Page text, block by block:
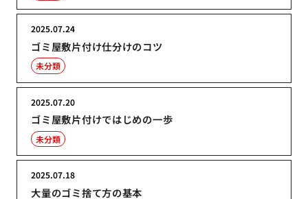
ゴミ屋敷片付け仕分けのコツ
2025.07.24
未分類
ゴミ屋敷片付けではじめの一歩
2025.07.20
未分類
大量のゴミ捨て方の基本
2025.07.18